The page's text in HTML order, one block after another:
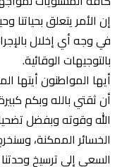
إن الأمر يتعلق بحياتنا
في وجه أي إخلال
بالتوجيهات الوقائية.
أيها المواطنون أيتها
أن ثقتي بالله وبكم
الله وقوته وبفضل
الخسائر الممكنة،
السعي إلى ترسيخ